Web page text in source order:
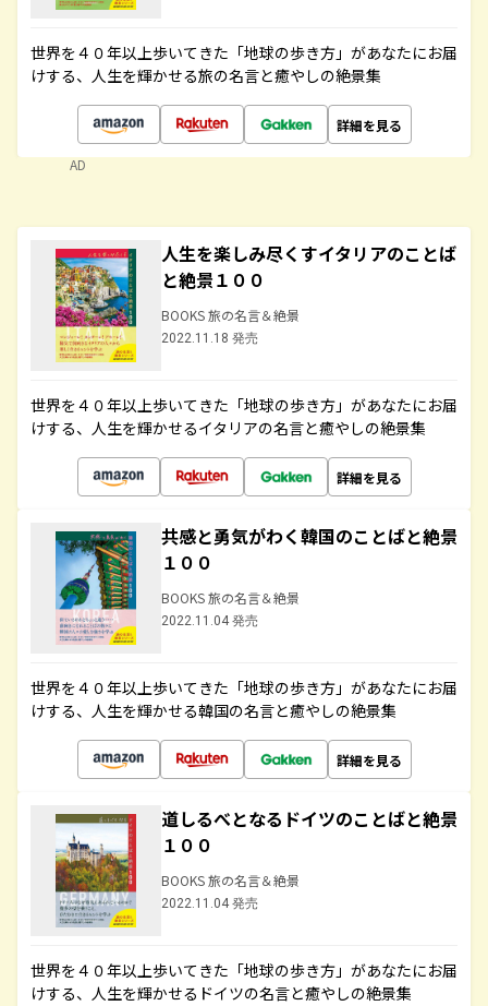
世界を４０年以上歩いてきた「地球の歩き方」があなたにお届
けする、人生を輝かせる旅の名言と癒やしの絶景集
詳細を見る
AD
人生を楽しみ尽くすイタリアのことば
と絶景１００
BOOKS 旅の名言＆絶景
2022.11.18 発売
世界を４０年以上歩いてきた「地球の歩き方」があなたにお届
けする、人生を輝かせるイタリアの名言と癒やしの絶景集
詳細を見る
共感と勇気がわく韓国のことばと絶景
１００
BOOKS 旅の名言＆絶景
2022.11.04 発売
世界を４０年以上歩いてきた「地球の歩き方」があなたにお届
けする、人生を輝かせる韓国の名言と癒やしの絶景集
詳細を見る
道しるべとなるドイツのことばと絶景
１００
BOOKS 旅の名言＆絶景
2022.11.04 発売
世界を４０年以上歩いてきた「地球の歩き方」があなたにお届
けする、人生を輝かせるドイツの名言と癒やしの絶景集